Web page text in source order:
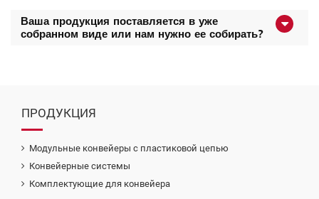
Ваша продукция поставляется в уже
собранном виде или нам нужно ее собирать?
ПРОДУКЦИЯ
Модульные конвейеры с пластиковой цепью
Конвейерные системы
Комплектующие для конвейера